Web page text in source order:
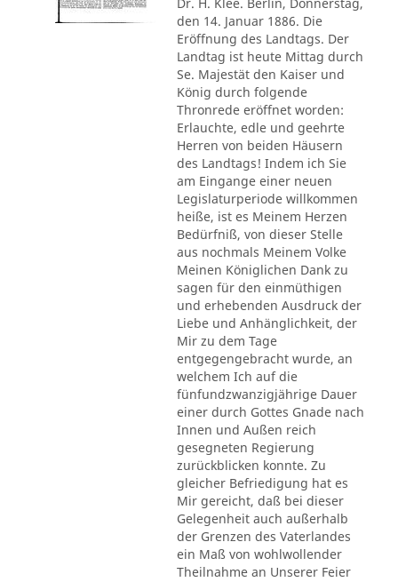
Dr. H. Klee. Berlin, Donnerstag,
den 14. Januar 1886. Die
Eröffnung des Landtags. Der
Landtag ist heute Mittag durch
Se. Majestät den Kaiser und
König durch folgende
Thronrede eröffnet worden:
Erlauchte, edle und geehrte
Herren von beiden Häusern
des Landtags! Indem ich Sie
am Eingange einer neuen
Legislaturperiode willkommen
heiße, ist es Meinem Herzen
Bedürfniß, von dieser Stelle
aus nochmals Meinem Volke
Meinen Königlichen Dank zu
sagen für den einmüthigen
und erhebenden Ausdruck der
Liebe und Anhänglichkeit, der
Mir zu dem Tage
entgegengebracht wurde, an
welchem Ich auf die
fünfundzwanzigjährige Dauer
einer durch Gottes Gnade nach
Innen und Außen reich
gesegneten Regierung
zurückblicken konnte. Zu
gleicher Befriedigung hat es
Mir gereicht, daß bei dieser
Gelegenheit auch außerhalb
der Grenzen des Vaterlandes
ein Maß von wohlwollender
Theilnahme an Unserer Feier